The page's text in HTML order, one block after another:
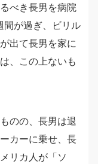
べき長男を病院
間が過ぎ、ビリル
出て長男を家に
、この上ないも
のの、長男は退
カーに乗せ、長
リカ人が「ソ